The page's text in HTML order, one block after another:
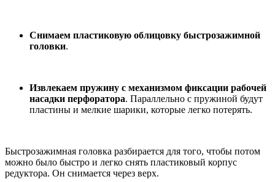
Снимаем пластиковую облицовку быстрозажимной
головки.
Извлекаем пружину с механизмом фиксации рабочей
насадки перфоратора. Параллельно с пружиной будут
пластины и мелкие шарики, которые легко потерять.
Быстрозажимная головка разбирается для того, чтобы потом
можно было быстро и легко снять пластиковый корпус
редуктора. Он снимается через верх.